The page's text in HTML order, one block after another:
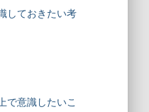
しておきたい考
で意識したいこ